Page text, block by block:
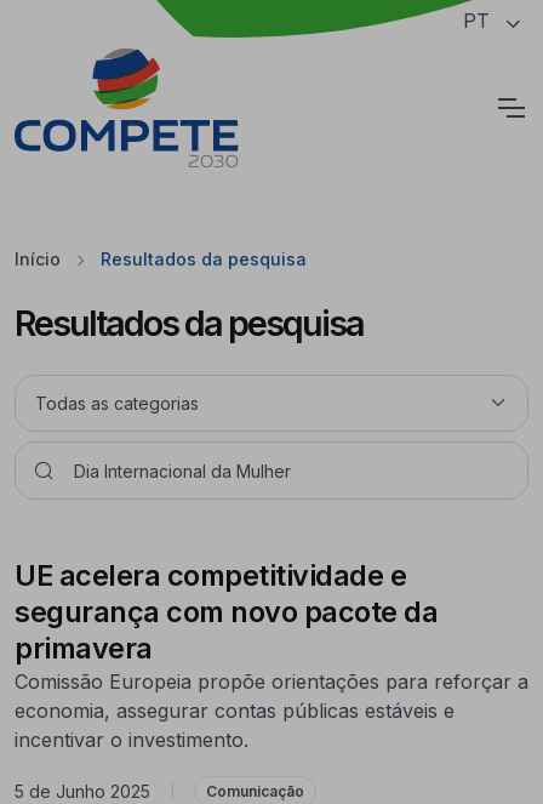
Saltar para o conteúdo principal da página PT
Início Resultados da pesquisa
Resultados da pesquisa
UE acelera competitividade e
segurança com novo pacote da
primavera
Comissão Europeia propõe orientações para reforçar a
economia, assegurar contas públicas estáveis e
incentivar o investimento.
5 de Junho 2025 Comunicação